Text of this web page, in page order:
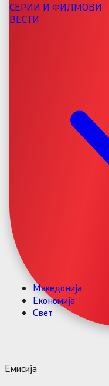
СЕРИИ И ФИЛМОВИ
ВЕСТИ
Македонија
Економија
Свет
Емисија